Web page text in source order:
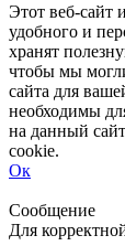
Этот веб-сайт
удобного и
хранят
чтобы мы
сайта для
необходимы
на данный
cookie.
Ок
Сообщение
Для